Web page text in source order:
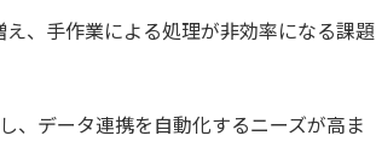
、手作業による処理が非効率になる課題
、データ連携を自動化するニーズが高ま